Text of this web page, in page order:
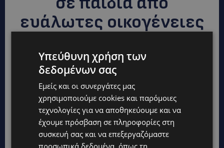
ευάλωτες οικογένειες
οικονομικές ή ιατρικές
ανάγκες.
Η Δρ. Πάννη Τριφυλλή σε μικρότερη ηλικία στην
Αμμόχωστο
Υπεύθυνη χρήση των
δεδομένων σας
Εμείς και οι συνεργάτες μας
χρησιμοποιούμε cookies και παρόμοιες
τεχνολογίες για να αποθηκεύουμε και να
έχουμε πρόσβαση σε πληροφορίες στη
συσκευή σας και να επεξεργαζόμαστε
προσωπικά δεδομένα, όπως τη